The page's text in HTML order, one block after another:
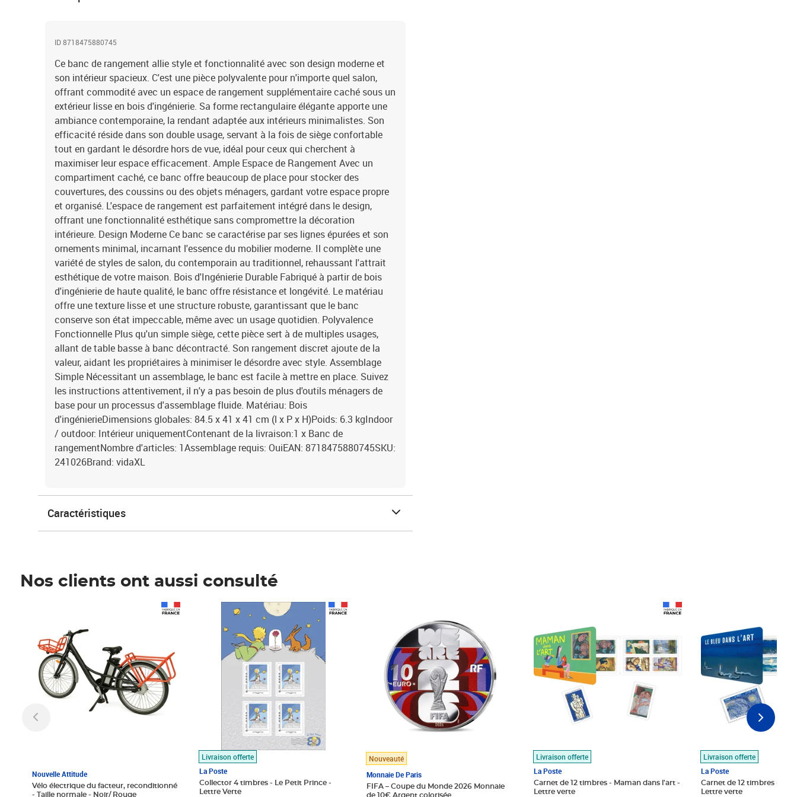
ID 8718475880745
Ce banc de rangement allie style et fonctionnalité avec son design moderne et
son intérieur spacieux. C'est une pièce polyvalente pour n'importe quel salon,
offrant commodité avec un espace de rangement supplémentaire caché sous un
extérieur lisse en bois d'ingénierie. Sa forme rectangulaire élégante apporte une
ambiance contemporaine, la rendant adaptée aux intérieurs minimalistes. Son
efficacité réside dans son double usage, servant à la fois de siège confortable
tout en gardant le désordre hors de vue, idéal pour ceux qui cherchent à
maximiser leur espace efficacement. Ample Espace de Rangement Avec un
compartiment caché, ce banc offre beaucoup de place pour stocker des
couvertures, des coussins ou des objets ménagers, gardant votre espace propre
et organisé. L'espace de rangement est parfaitement intégré dans le design,
offrant une fonctionnalité esthétique sans compromettre la décoration
intérieure. Design Moderne Ce banc se caractérise par ses lignes épurées et son
ornements minimal, incarnant l'essence du mobilier moderne. Il complète une
variété de styles de salon, du contemporain au traditionnel, rehaussant l'attrait
esthétique de votre maison. Bois d'Ingénierie Durable Fabriqué à partir de bois
d'ingénierie de haute qualité, le banc offre résistance et longévité. Le matériau
offre une texture lisse et une structure robuste, garantissant que le banc
conserve son état impeccable, même avec un usage quotidien. Polyvalence
Fonctionnelle Plus qu'un simple siège, cette pièce sert à de multiples usages,
allant de table basse à banc décontracté. Son rangement discret ajoute de la
valeur, aidant les propriétaires à minimiser le désordre avec style. Assemblage
Simple Nécessitant un assemblage, le banc est facile à mettre en place. Suivez
les instructions attentivement, il n'y a pas besoin de plus d'outils ménagers de
base pour un processus d'assemblage fluide. Matériau: Bois
d'ingénierieDimensions globales: 84.5 x 41 x 41 cm (l x P x H)Poids: 6.3 kgIndoor
/ outdoor: Intérieur uniquementContenant de la livraison:1 x Banc de
rangementNombre d'articles: 1Assemblage requis: OuiEAN: 8718475880745SKU:
241026Brand: vidaXL
Caractéristiques
Nos clients ont aussi consulté
Nouvelle Attitude
Vélo électrique du facteur, reconditionné
- Taille normale - Noir/ Rouge
Livraison offerte
La Poste
Collector 4 timbres - Le Petit Prince -
Lettre Verte
Prix 7,50€
Nouveauté
Monnaie De Paris
FIFA – Coupe du Monde 2026 Monnaie
de 10€ Argent colorisée
Livraison offerte
La Poste
Carnet de 12 timbres - Maman dans l'art -
Lettre verte
Livraison offerte
La Poste
Carnet de 12 timbres - Le
Lettre verte